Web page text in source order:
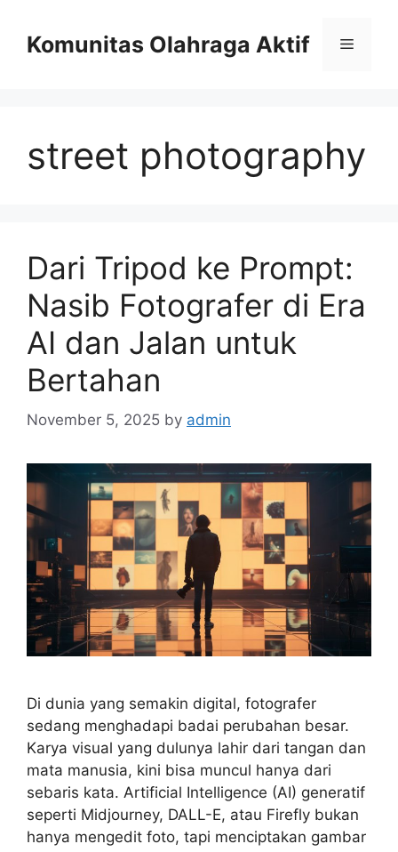
contentKomunitas Olahraga Aktif Menu
street photography
Dari Tripod ke Prompt:
Nasib Fotografer di Era
AI dan Jalan untuk
Bertahan
November 5, 2025 by admin
Di dunia yang semakin digital, fotografer
sedang menghadapi badai perubahan besar.
Karya visual yang dulunya lahir dari tangan dan
mata manusia, kini bisa muncul hanya dari
sebaris kata. Artificial Intelligence (AI) generatif
seperti Midjourney, DALL-E, atau Firefly bukan
hanya mengedit foto, tapi menciptakan gambar